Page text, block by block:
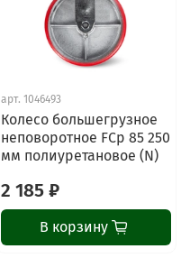
арт. 1046493
Колесо большегрузное
неповоротное FCp 85 250
мм полиуретановое (N)
2 185 ₽
В корзину